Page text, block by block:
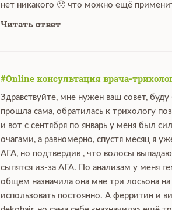
нет никакого 🙁 что можно ещё
Читать ответ
#Online консультация врача-
Здравствуйте, мне нужен ваш совет,
прошла сама, обратилась к трихологу
и вот с сентября по январь у меня был
очагами, а равномерно, спустя месяц я
АГА, но подтвердив , что волосы
сыпятся из-за АГА. По анализам у меня
общем назначила она мне три лосьона
использовать постоянно. А ферритин и